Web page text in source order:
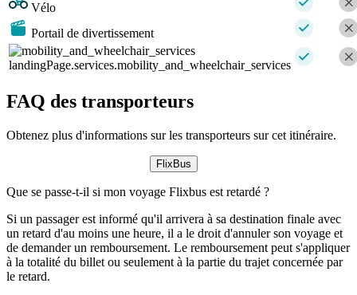
Vélo
Portail de divertissement
landingPage.services.mobility_and_wheelchair_services
FAQ des transporteurs
Obtenez plus d'informations sur les transporteurs sur cet itinéraire.
FlixBus
Que se passe-t-il si mon voyage Flixbus est retardé ?
Si un passager est informé qu'il arrivera à sa destination finale avec
un retard d'au moins une heure, il a le droit d'annuler son voyage et
de demander un remboursement. Le remboursement peut s'appliquer
à la totalité du billet ou seulement à la partie du trajet concernée par
le retard.